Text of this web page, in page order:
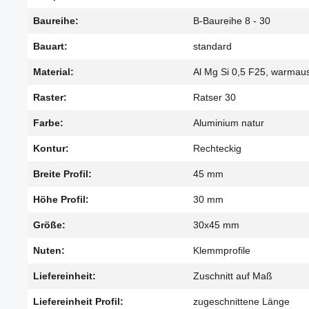
Baureihe: B-Baureihe 8 - 30
Bauart: standard
Material: Al Mg Si 0,5 F25,
Raster: Ratser 30
Farbe: Aluminium natur
Kontur: Rechteckig
Breite Profil: 45 mm
Höhe Profil: 30 mm
Größe: 30x45 mm
Nuten: Klemmprofile
Liefereinheit: Zuschnitt auf Maß
Liefereinheit Profil: zugeschnittene Länge